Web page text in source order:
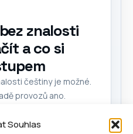
Souhlas
znalosti
a co si
češtiny je možné.
provozů ano.